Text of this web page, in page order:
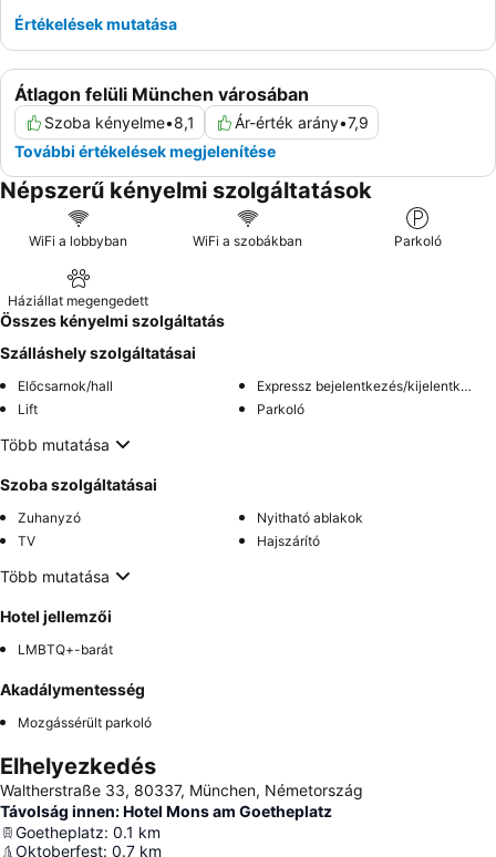
Átlagon felüli München városában
Szoba kényelme•8,1 Ár-érték arány•7,9
További értékelések megjelenítése
Értékelések mutatása
Népszerű kényelmi szolgáltatások
WiFi a lobbyban WiFi a szobákban Parkoló
Háziállat megengedett
Összes kényelmi szolgáltatás
Szálláshely szolgáltatásai
Előcsarnok/hall
Expressz bejelentkezés/kijelentkezés
Lift
Parkoló
Több mutatása
Szoba szolgáltatásai
Zuhanyzó
Nyitható ablakok
TV
Hajszárító
Több mutatása
Hotel jellemzői
LMBTQ+-barát
Akadálymentesség
Mozgássérült parkoló
Elhelyezkedés
Waltherstraße 33, 80337, München, Németország
Távolság innen: Hotel Mons am Goetheplatz
Goetheplatz: 0.1 km
Oktoberfest: 0.7 km